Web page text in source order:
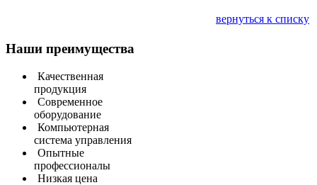
вернуться к списку
Наши преимущества
Качественная
продукция
Современное
оборудование
Компьютерная
система управления
Опытные
профессионалы
Низкая цена